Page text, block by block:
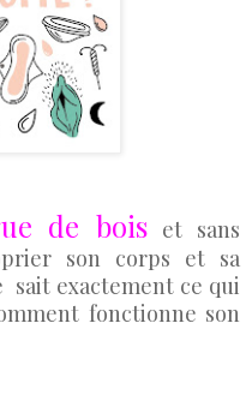
de bois et sans
son corps et sa
exactement ce qui
fonctionne son